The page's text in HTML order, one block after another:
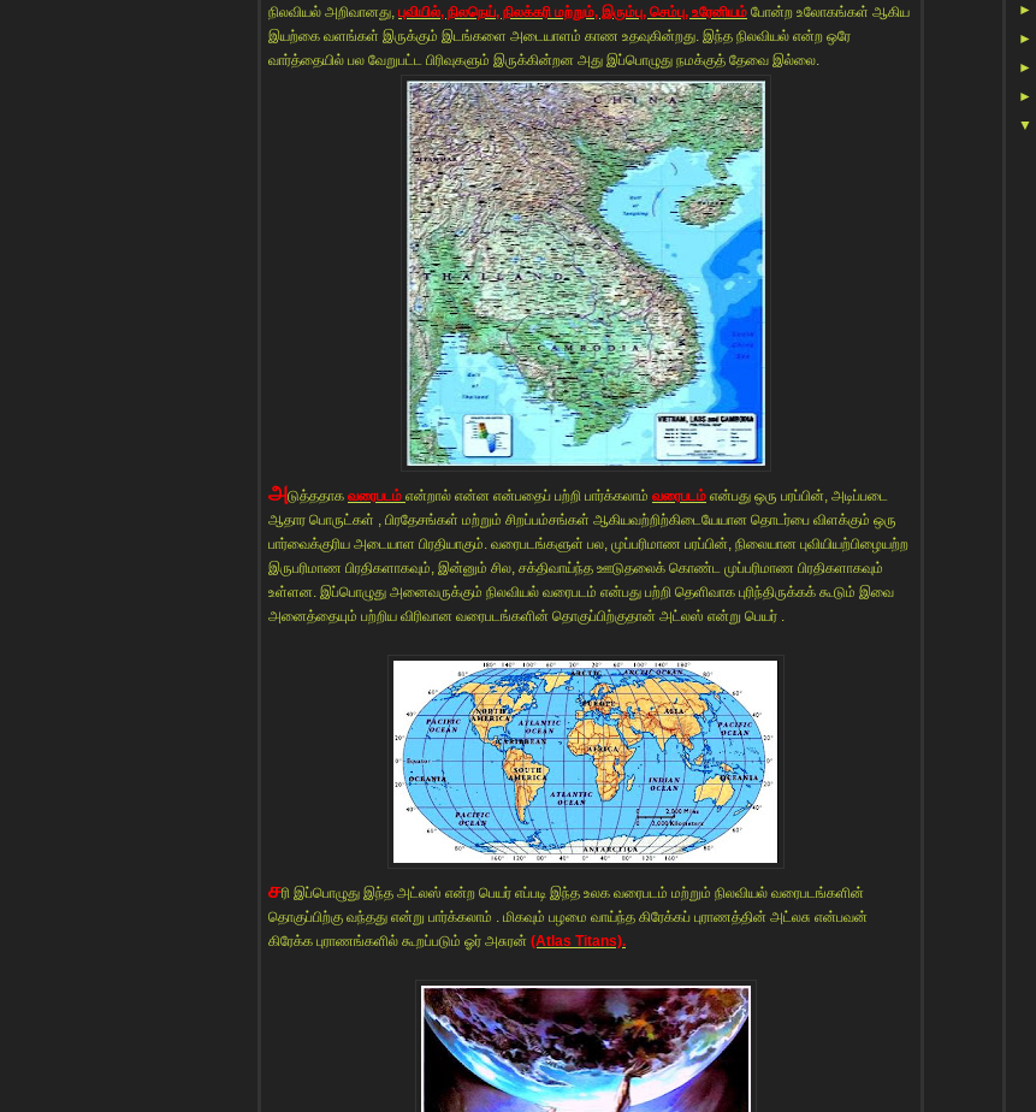
நிலவியல் அறிவானது, புவியில், நிலநெய், நிலக்கரி மற்றும், இரும்பு, செம்பு, உரேனியம் போன்ற உலோகங்கள் ஆகிய
இயற்கை வளங்கள் இருக்கும் இடங்களை அடையாளம் காண உதவுகின்றது. இந்த நிலவியல் என்ற ஒரே
வார்த்தையில் பல வேறுபட்ட பிரிவுகளும் இருக்கின்றன அது இப்பொழுது நமக்குத் தேவை இல்லை.
அடுத்ததாக வரைபடம் என்றால் என்ன என்பதைப் பற்றி பார்க்கலாம் வரைபடம் என்பது ஒரு பரப்பின், அடிப்படை
ஆதார பொருட்கள் , பிரதேசங்கள் மற்றும் சிறப்பம்சங்கள் ஆகியவற்றிற்கிடையேயான தொடர்பை விளக்கும் ஒரு
பார்வைக்குரிய அடையாள பிரதியாகும். வரைபடங்களுள் பல, முப்பரிமாண பரப்பின், நிலையான புவியியற்பிழையற்ற
இருபரிமாண பிரதிகளாகவும், இன்னும் சில, சக்திவாய்ந்த ஊடுதலைக் கொண்ட முப்பரிமாண பிரதிகளாகவும்
உள்ளன. இப்பொழுது அனைவருக்கும் நிலவியல் வரைபடம் என்பது பற்றி தெளிவாக புரிந்திருக்கக் கூடும் இவை
அனைத்தையும் பற்றிய விரிவான வரைபடங்களின் தொகுப்பிற்குதான் அட்லஸ் என்று பெயர் .
சரி இப்பொழுது இந்த அட்லஸ் என்ற பெயர் எப்படி இந்த உலக வரைபடம் மற்றும் நிலவியல் வரைபடங்களின்
தொகுப்பிற்கு வந்தது என்று பார்க்கலாம் . மிகவும் பழமை வாய்ந்த கிரேக்கப் புராணத்தின் அட்லசு என்பவன்
கிரேக்க புராணங்களில் கூறப்படும் ஓர் அசுரன் (Atlas Titans).
►
►
►
►
▼